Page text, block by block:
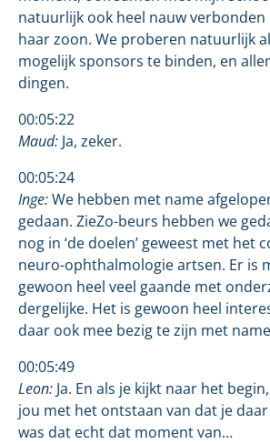
natuurlijk ook heel nauw
haar zoon. We proberen natuurlijk
mogelijk sponsors te binden, en
dingen.
00:05:22
Maud: Ja, zeker.
00:05:24
Inge:We hebben met name
gedaan. ZieZo-beurs hebben we
nog in ‘de doelen’ geweest met het
neuro-ophthalmologie artsen. Er is
gewoon heel veel gaande met
dergelijke. Het is gewoon heel
daar ook mee bezig te zijn met
00:05:49
Leon: Ja. En als je kijkt naar het
jou met het ontstaan van dat je
was dat echt dat moment van…